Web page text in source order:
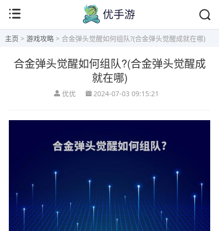
主页 > 游戏攻略 > 合金弹头觉醒如何组队?(合金弹头觉醒成就在哪)
合金弹头觉醒如何组队?(合金弹头觉醒成
就在哪)
优优 2024-07-03 09:15:21